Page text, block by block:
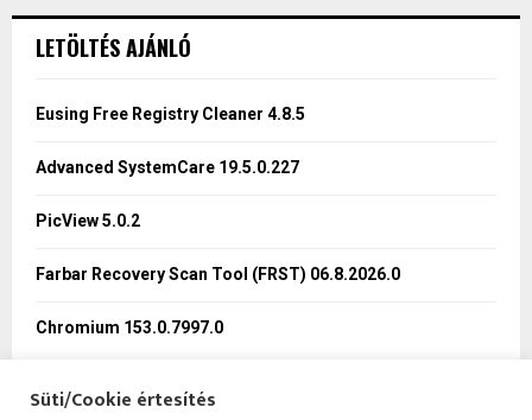
h
o
LETÖLTÉS AJÁNLÓ
Eusing Free Registry Cleaner 4.8.5
Advanced SystemCare 19.5.0.227
PicView 5.0.2
Farbar Recovery Scan Tool (FRST) 06.8.2026.0
Chromium 153.0.7997.0
Süti/Cookie értesítés